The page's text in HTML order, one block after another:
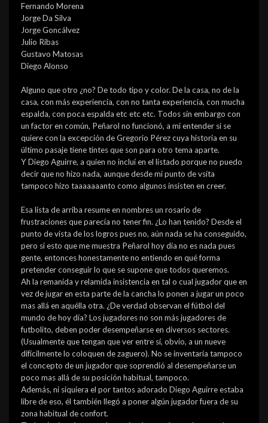
Fernando Morena
Jorge Da Silva
Jorge Goncálvez
Julio Ribas
Gustavo Matosas
Diego Alonso
Alguno que otro ¿no? De todo tipo y color. De la casa, no de la
casa, con más experiencia, con no tanta experiencia, con mucha
espalda, con poca espalda etc etc etc. Todos sin embargo con
un factor en común, Peñarol no funcionó, a mi entender si se
quiere con la excepción de Gregorio Pérez cuya historia en su
último pasaje tiene tintes que son para otro tema aparte.
Y Diego Aguirre, a quien no incluí en el listado porque no puedo
decir que no hizo nada, aunque desde mi punto de vsita
tampoco hizo taaaaaaanto como algunos insisten en creer.
Esa lista de arriba resume en nombres un rosario de
frustraciones que parecía no tener fin. ¿Lo han tenido? Desde el
punto de vista de los logros pues no, aún nada se ha conseguido,
pero si esto que me muestra Peñarol hoy día no es nada pues
gente, entonces honestamente no entiendo en qué forma
pretender conseguir lo que se supone que todos queremos.
Ah la remanida y relamida insistencia en tal o cual jugador que en
vez de jugar en esta parte de la cancha lo ponen a jugar un poco
mas allá en aquélla otra. ¿De verdad observan el fútbol del
mundo de hoy día? Los jugadores no son más jugadores de
futbolito, deben poder desempeñarse en diversos sectores.
(Usualmente que tengan que ver entre sí, obvio, a un nueve
difícilmente lo coloquen de zaguero). No se inventaría tampoco
el concepto de un jugador que soprendió al desempeñarse un
poco mas allá de su posición habitual, tampoco.
Además, ni siquiera el por tantos adorado Diego Aguirre estaba
libre de eso, él también llegó a poner algún jugador fuera de su
zona habitual de confort.